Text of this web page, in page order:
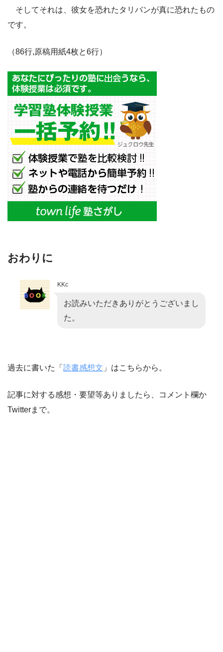
そしてそれは、彼女を恐れたタリバンが真に恐れたもの
です。
（86行,原稿用紙4枚と6行）
おわりに
KKc
お読みいただきありがとうございまし
た。
過去に書いた「 読書感想文 」はこちらから。
記事に対する感想・要望等ありましたら、コメント欄か
Twitterまで。